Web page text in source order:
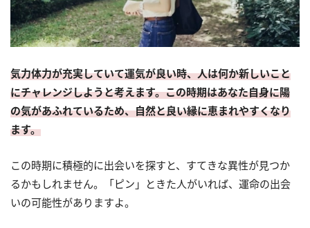
気力体力が充実していて運気が良い時、人は何か新しいこと
にチャレンジしようと考えます。この時期はあなた自身に陽
の気があふれているため、自然と良い縁に恵まれやすくなり
ます。
この時期に積極的に出会いを探すと、すてきな異性が見つか
るかもしれません。「ピン」ときた人がいれば、運命の出会
いの可能性がありますよ。